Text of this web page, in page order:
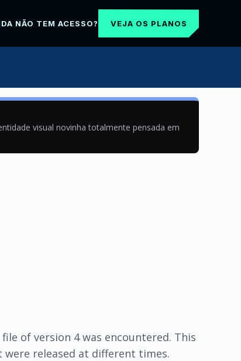
NÃO TEM ACESSO? VEJA OS PLANOS
visual novinha totalmente pensada em
of version 4 was encountered. This
released at different times.